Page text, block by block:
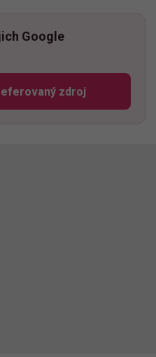
Google
zdroj
Odzadu, odkaz sa otvorí v